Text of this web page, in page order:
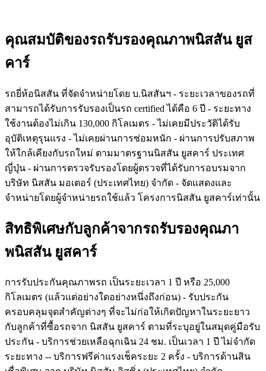
คุณสมบัติของรถรับรองคุณภาพนิสสัน ยูส
คาร์
รถยี่ห้อนิสสัน ที่จัดจำหน่ายโดย บ.นิสสันฯ - ระยะเวลาของรถที่
สามารถได้รับการรับรองเป็นรถ certified ได้คือ 6 ปี - ระยะทาง
ใช้งานต้องไม่เกิน 130,000 กิโลเมตร - ไม่เคยมีประวัติได้รับ
อุบัติเหตุรุนแรง - ไม่เคยผ่านการซ่อมหนัก - ผ่านการปรับสภาพ
ให้ใกล้เคียงกับรถใหม่ ตามมาตรฐานนิสสัน ยูสคาร์ ประเทศ
ญี่ปุ่น - ผ่านการตรวจรับรองโดยผู้ตรวจที่ได้รับการอบรมจาก
บริษัท นิสสัน มอเตอร์ (ประเทศไทย) จำกัด - จัดแสดงและ
จำหน่ายโดยผู้จำหน่ายรถใช้แล้ว โครงการนิสสัน ยูสคาร์เท่านั้น
สิทธิพิเศษกับลูกค้าจากรถรับรองคุณภา
พนิสสัน ยูสคาร์
การรับประกันคุณภาพรถ เป็นระยะเวลา 1 ปี หรือ 25,000
กิโลเมตร (แล้วแต่อย่างใดอย่างหนึ่งถึงก่อน) - รับประกัน
ครอบคลุมจุดสำคัญต่างๆ ที่จะไม่ก่อให้เกิดปัญหาในระยะยาว
กับลูกค้าที่ซื้อรถจาก นิสสัน ยูสคาร์ ตามที่ระบุอยู่ในสมุดคู่มือรับ
ประกัน - บริการช่วยเหลือฉุกเฉิน 24 ชม. เป็นเวลา 1 ปี ไม่จำกัด
ระยะทาง -- บริการฟรีค่าแรงเช็คระยะ 2 ครั้ง - บริการด้านสิน